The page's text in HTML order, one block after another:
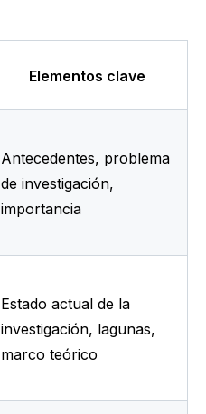
Elementos clave
Antecedentes, problema
de investigación,
importancia
Estado actual de la
investigación, lagunas,
marco teórico